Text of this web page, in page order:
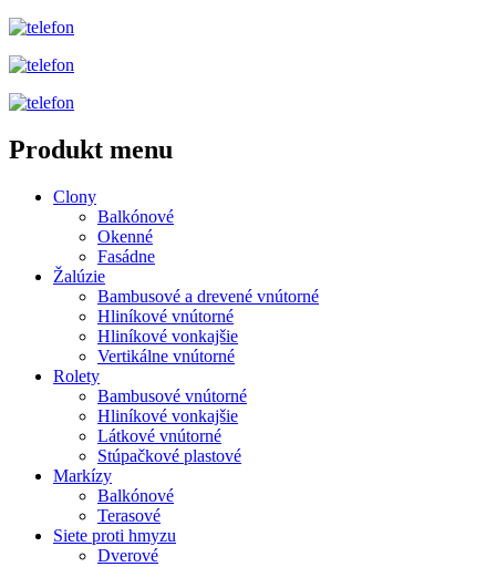
Produkt menu
Clony
Balkónové
Okenné
Fasádne
Žalúzie
Bambusové a drevené vnútorné
Hliníkové vnútorné
Hliníkové vonkajšie
Vertikálne vnútorné
Rolety
Bambusové vnútorné
Hliníkové vonkajšie
Látkové vnútorné
Stúpačkové plastové
Markízy
Balkónové
Terasové
Siete proti hmyzu
Dverové